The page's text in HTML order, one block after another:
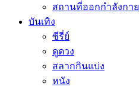
สถานที่ออกกำลังกาย
บันเทิง
ซีรี่ย์
ดูดวง
สลากกินแบ่ง
หนัง